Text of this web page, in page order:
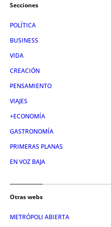
Secciones
POLÍTICA
BUSINESS
VIDA
CREACIÓN
PENSAMIENTO
VIAJES
+ECONOMÍA
GASTRONOMÍA
PRIMERAS PLANAS
EN VOZ BAJA
Otras webs
METRÓPOLI ABIERTA